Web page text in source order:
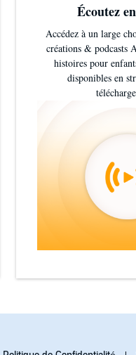
Écoutez
Accédez à un large
créations & podcasts
histoires pour
disponibles en